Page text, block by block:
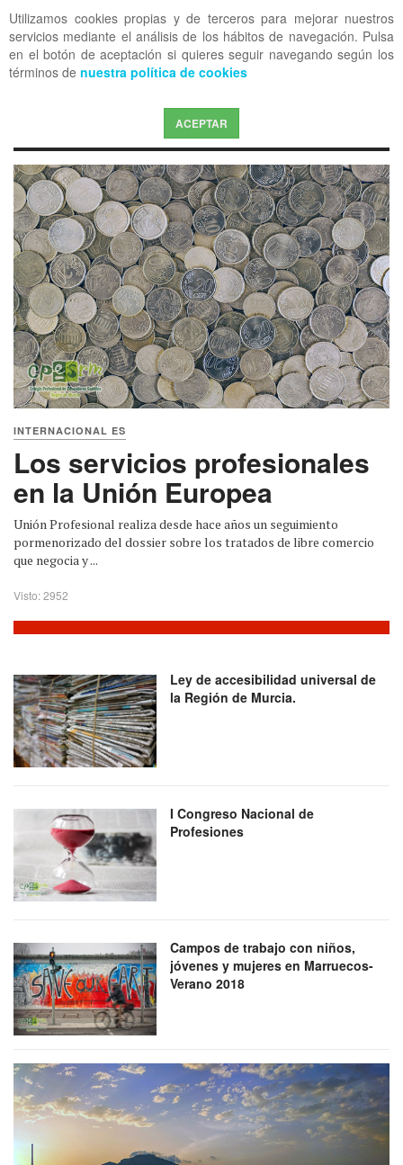
Utilizamos cookies propias y de terceros para mejorar nuestros
servicios mediante el análisis de los hábitos de navegación. Pulsa
en el botón de aceptación si quieres seguir navegando según los
términos de nuestra política de cookies
ACEPTAR
OFF CANVAS
INTERNACIONAL ES
Los servicios profesionales
en la Unión Europea
Unión Profesional realiza desde hace años un seguimiento
pormenorizado del dossier sobre los tratados de libre comercio
que negocia y ...
Visto: 2952
Ley de accesibilidad universal de
la Región de Murcia.
I Congreso Nacional de
Profesiones
Campos de trabajo con niños,
jóvenes y mujeres en Marruecos-
Verano 2018